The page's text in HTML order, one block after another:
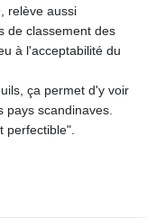
relève aussi
de classement des
à l'acceptabilité du
ça permet d'y voir
pays scandinaves.
perfectible".